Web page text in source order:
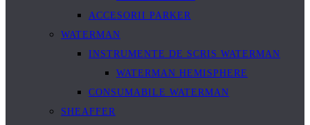
ACCESORII PARKER
WATERMAN
INSTRUMENTE DE SCRIS WATERMAN
WATERMAN HEMISPHERE
CONSUMABILE WATERMAN
SHEAFFER